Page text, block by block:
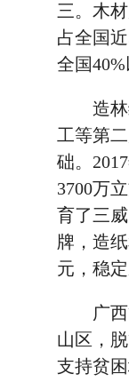
三。木
占全国
全国40%
造林
工等第
础。
3700万
育了三
牌，造
元，稳
广西
山区，
支持贫